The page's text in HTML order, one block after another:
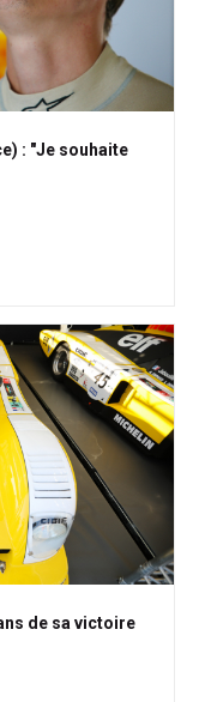
: "Je souhaite
de sa victoire